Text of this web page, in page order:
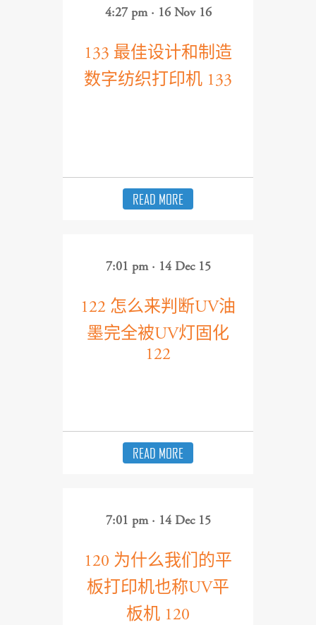
4:27 pm · 16 Nov 16
133 最佳设计和制造
数字纺织打印机 133
READ MORE
7:01 pm · 14 Dec 15
122 怎么来判断UV油
墨完全被UV灯固化
122
READ MORE
7:01 pm · 14 Dec 15
120 为什么我们的平
板打印机也称UV平
板机 120